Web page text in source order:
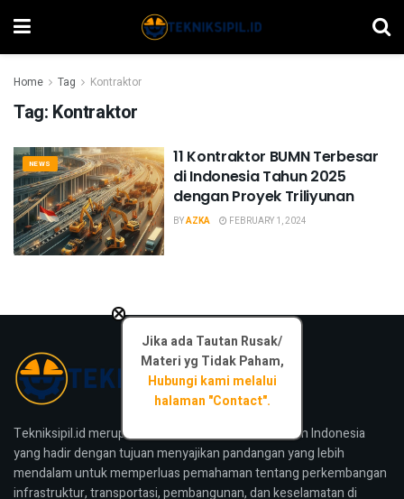
Home Tag Kontraktor
Tag: Kontraktor
NEWS
11 Kontraktor BUMN Terbesar
di Indonesia Tahun 2025
dengan Proyek Triliyunan
BYAZKA FEBRUARY 1, 2024
Tekniksipil.id merupakan media konstruksi bangunan Indonesia
yang hadir dengan tujuan menyajikan pandangan yang lebih
mendalam untuk memperluas pemahaman tentang perkembangan
infrastruktur, transportasi, pembangunan, dan keselamatan di
Jika ada Tautan Rusak/
Materi yg Tidak Paham,
Hubungi kami melalui
halaman "Contact".
×